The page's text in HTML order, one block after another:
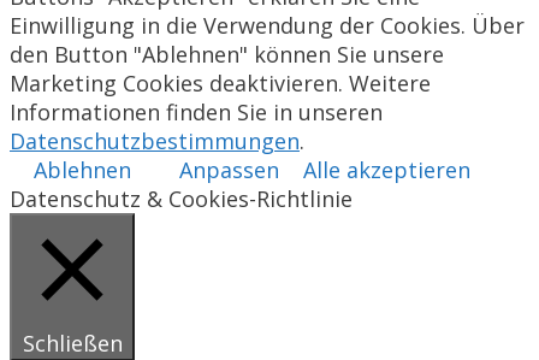
Einwilligung in die Verwendung der Cookies. Über
den Button "Ablehnen" können Sie unsere
Marketing Cookies deaktivieren. Weitere
Informationen finden Sie in unseren
Datenschutzbestimmungen.
Ablehnen
Anpassen
Alle akzeptieren
Datenschutz & Cookies-Richtlinie
Schließen